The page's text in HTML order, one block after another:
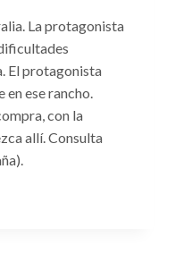
La protagonista
El protagonista
ese rancho.
con la
allí. Consulta